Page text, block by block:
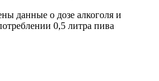
данные о дозе алкоголя и
0,5 литра пива